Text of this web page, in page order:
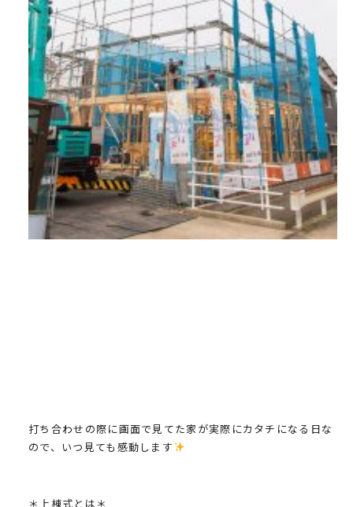
打ち合わせの際に画面で見てた家が実際にカタチになる日な
ので、いつ見ても感動します
＊上棟式とは＊